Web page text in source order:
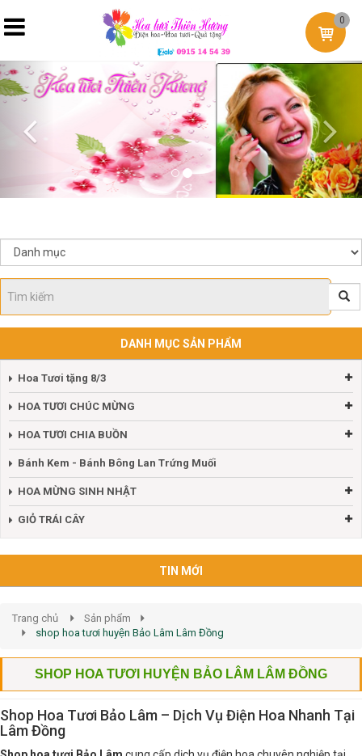
0
Previous
DANH MỤC SẢN PHẨM
Hoa Tươi tặng 8/3
Bánh Kem - Bánh Bông Lan Trứng Muối
HOA MỪNG SINH NHẬT
Trang chủ
Sản phẩm
shop hoa tươi huyện Bảo Lâm Lâm Đồng
SHOP HOA TƯƠI HUYỆN BẢO LÂM LÂM ĐỒNG
Shop Hoa Tươi Bảo Lâm – Dịch Vụ Điện Hoa Nhanh Tại
Lâm Đồng